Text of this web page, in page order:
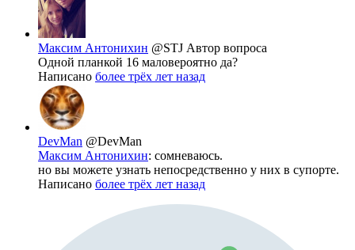
Максим Антонихин @STJ Автор вопроса
Одной планкой 16 маловероятно да?
Написано более трёх лет назад
DevMan @DevMan
Максим Антонихин: сомневаюсь.
но вы можете узнать непосредственно у них в супорте.
Написано более трёх лет назад